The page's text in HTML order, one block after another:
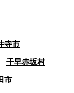
寺市
千早赤坂村
市